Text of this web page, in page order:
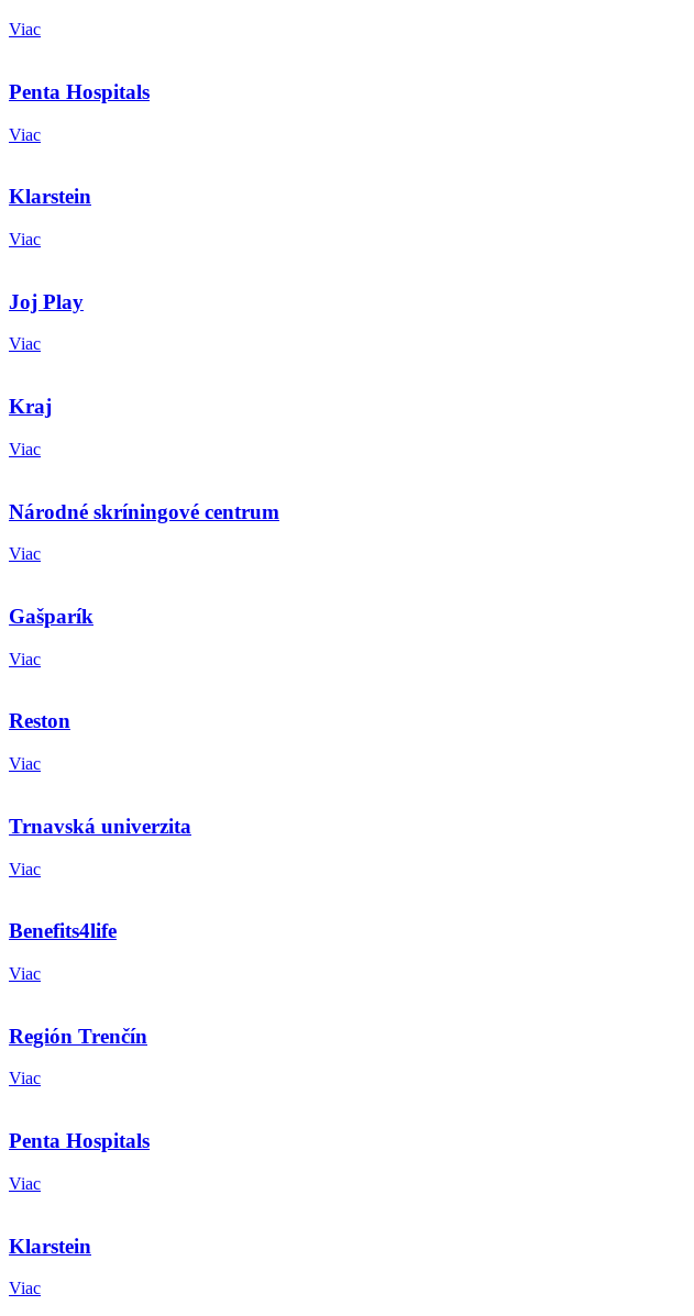
Viac
Penta Hospitals
Viac
Klarstein
Viac
Joj Play
Viac
Kraj
Viac
Národné skríningové centrum
Viac
Gašparík
Viac
Reston
Viac
Trnavská univerzita
Viac
Benefits4life
Viac
Región Trenčín
Viac
Penta Hospitals
Viac
Klarstein
Viac